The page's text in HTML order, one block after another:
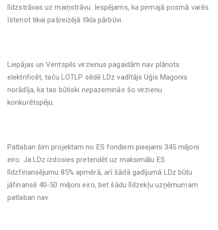
līdzstrāvas uz maiņstrāvu. Iespējams, ka pirmajā posmā varēs
īstenot tikai pašreizējā tīkla pārbūvi.
Liepājas un Ventspils virzienus pagaidām nav plānots
elektrificēt, taču LOTLP sēdē LDz vadītājs Uģis Magonis
norādīja, ka tas būtiski nepazeminās šo virzienu
konkurētspēju.
Patlaban šim projektam no ES fondiem pieejami 345 miljoni
eiro. Ja LDz izdosies pretendēt uz maksimālu ES
līdzfinansējumu 85% apmērā, arī šādā gadījumā LDz būtu
jāfinansē 40-50 miljoni eiro, bet šādu līdzekļu uzņēmumam
patlaban nav.